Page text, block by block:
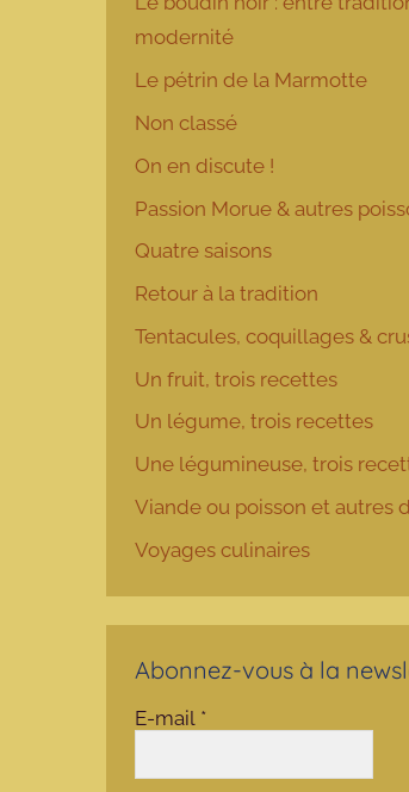
modernité
Le pétrin de la Marmotte
Non classé
On en discute !
Passion Morue & autres
Quatre saisons
Retour à la tradition
Tentacules, coquillages &
Un fruit, trois recettes
Un légume, trois recettes
Une légumineuse, trois
Viande ou poisson et autres
Voyages culinaires
Abonnez-vous à la
E-mail *